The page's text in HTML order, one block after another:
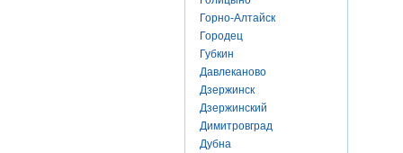
Горно-Алтайск
Городец
Губкин
Давлеканово
Дзержинск
Дзержинский
Димитровград
Дубна